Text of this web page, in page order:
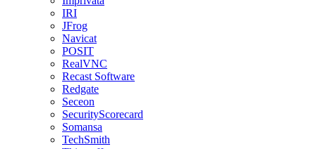
IRI
JFrog
Navicat
POSIT
RealVNC
Recast Software
Redgate
Seceon
SecurityScorecard
Somansa
TechSmith